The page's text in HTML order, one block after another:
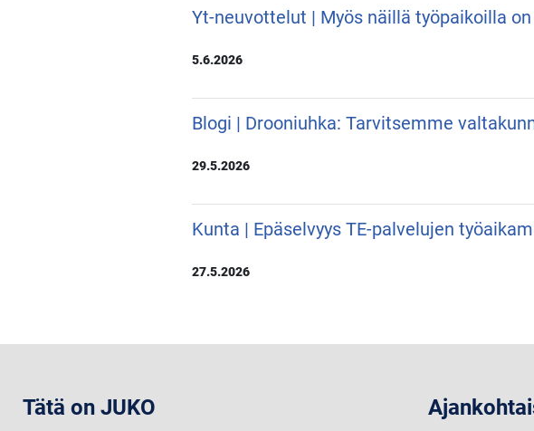
Yt-neuvottelut | Myös näillä työpaikoilla
5.6.2026
Blogi | Drooniuhka: Tarvitsemme
29.5.2026
Kunta | Epäselvyys TE-palvelujen
27.5.2026
Tätä on JUKO